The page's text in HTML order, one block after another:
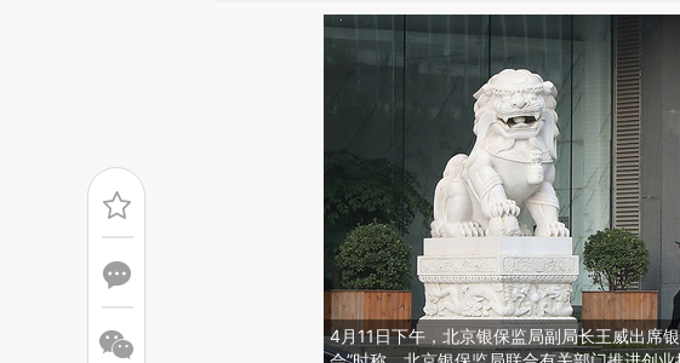
4月11日下午，北京银保监局副局长王威出席